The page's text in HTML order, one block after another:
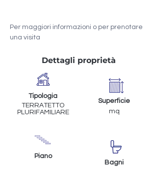
Per maggiori informazioni o per prenotare
una visita
Dettagli proprietà
Tipologia
TERRATETTO
PLURIFAMILIARE
Piano
Superficie
mq
Bagni